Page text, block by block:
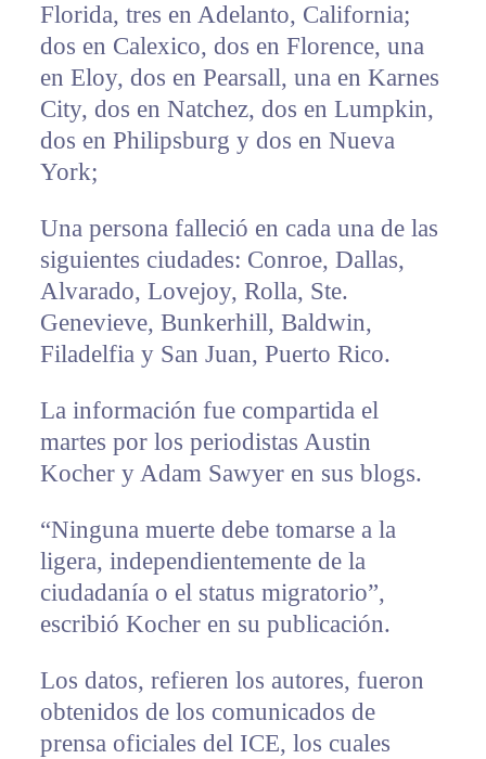
Florida, tres en Adelanto, California;
dos en Calexico, dos en Florence, una
en Eloy, dos en Pearsall, una en Karnes
City, dos en Natchez, dos en Lumpkin,
dos en Philipsburg y dos en Nueva
York;
Una persona falleció en cada una de las
siguientes ciudades: Conroe, Dallas,
Alvarado, Lovejoy, Rolla, Ste.
Genevieve, Bunkerhill, Baldwin,
Filadelfia y San Juan, Puerto Rico.
La información fue compartida el
martes por los periodistas Austin
Kocher y Adam Sawyer en sus blogs.
“Ninguna muerte debe tomarse a la
ligera, independientemente de la
ciudadanía o el status migratorio”,
escribió Kocher en su publicación.
Los datos, refieren los autores, fueron
obtenidos de los comunicados de
prensa oficiales del ICE, los cuales